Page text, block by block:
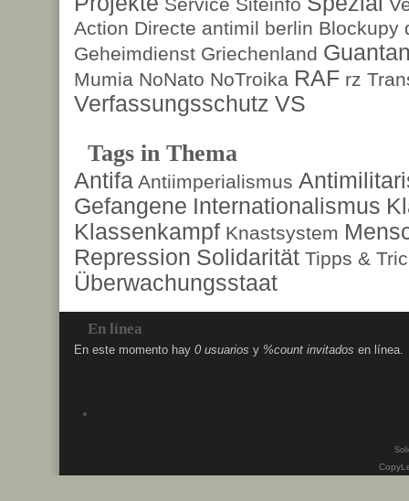
Service Siteinfo
Action Directe antimil berlin Blockupy
Geheimdienst Griechenland
Mumia NoNato NoTroika RAF rz
Verfassungsschutz VS
Tags in Thema
Antifa Antiimperialismus
Gefangene Internationalismus
Klassenkampf Knastsystem
Repression Solidarität Tipps &
Überwachungsstaat
En línea
En este momento hay 0 usuarios y %count invitados en línea.